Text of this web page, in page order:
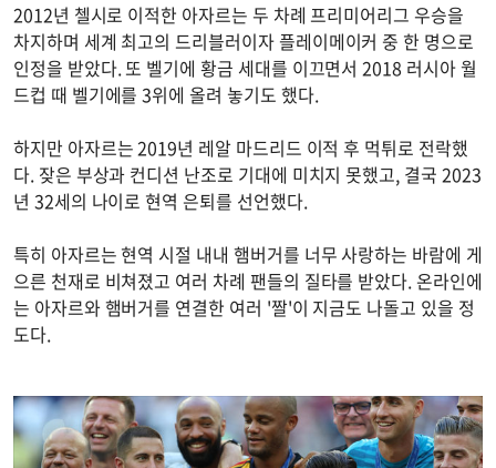
2012년 첼시로 이적한 아자르는 두 차례 프리미어리그 우승을
차지하며 세계 최고의 드리블러이자 플레이메이커 중 한 명으로
인정을 받았다. 또 벨기에 황금 세대를 이끄면서 2018 러시아 월
드컵 때 벨기에를 3위에 올려 놓기도 했다.
하지만 아자르는 2019년 레알 마드리드 이적 후 먹튀로 전락했
다. 잦은 부상과 컨디션 난조로 기대에 미치지 못했고, 결국 2023
년 32세의 나이로 현역 은퇴를 선언했다.
특히 아자르는 현역 시절 내내 햄버거를 너무 사랑하는 바람에 게
으른 천재로 비쳐졌고 여러 차례 팬들의 질타를 받았다. 온라인에
는 아자르와 햄버거를 연결한 여러 '짤'이 지금도 나돌고 있을 정
도다.